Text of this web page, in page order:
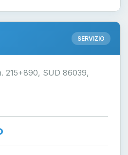
SERVIZIO
215+890, SUD 86039,